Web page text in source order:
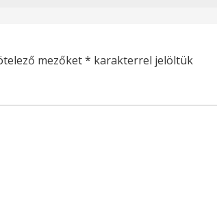
mezőket* karakterrel jelöltük